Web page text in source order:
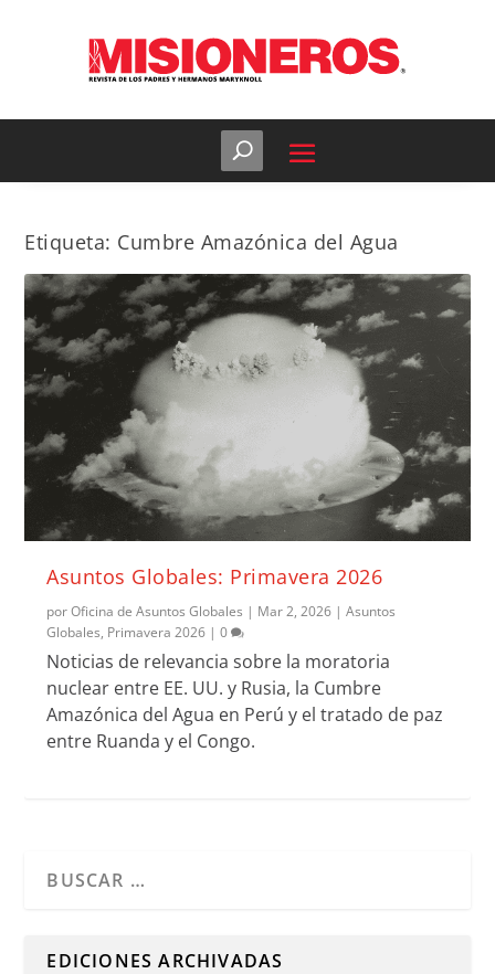
Etiqueta: Cumbre Amazónica del Agua
Asuntos Globales: Primavera 2026
porOficina de Asuntos Globales | Mar 2, 2026 |Asuntos
Globales, Primavera 2026 |0
Noticias de relevancia sobre la moratoria
nuclear entre EE. UU. y Rusia, la Cumbre
Amazónica del Agua en Perú y el tratado de paz
entre Ruanda y el Congo.
EDICIONES ARCHIVADAS